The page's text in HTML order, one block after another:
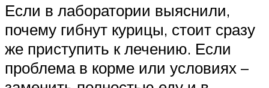
Если в лаборатории выяснили,
почему гибнут курицы, стоит сразу
же приступить к лечению. Если
проблема в корме или условиях –